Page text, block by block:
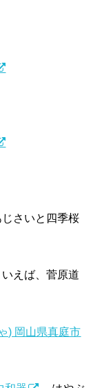
さいと四季桜
えば、菅原道
) 岡山県真庭市